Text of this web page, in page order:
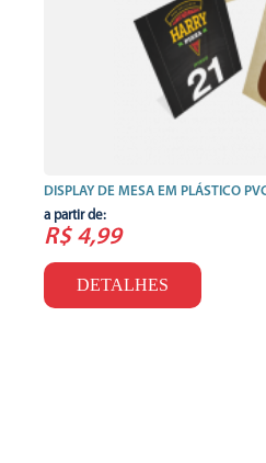
DISPLAY DE MESA EM PLÁSTICO
a partir de:
R$ 4,99
DETALHES